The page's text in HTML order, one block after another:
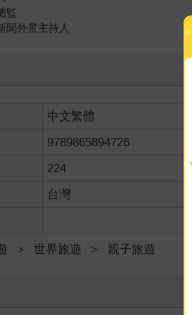
監
聞外景主持人
中文繁體
9789865894726
224
台灣
＞ 世界旅遊 ＞ 親子旅遊